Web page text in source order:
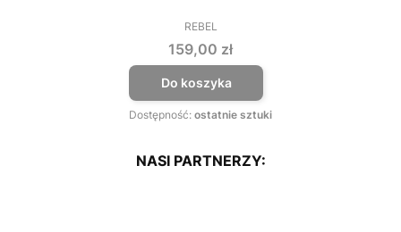
PRODUCENT
REBEL
Cena
159,00 zł
Do koszyka
Dostępność: ostatnie sztuki
NASI PARTNERZY: